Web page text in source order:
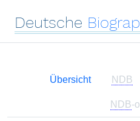
Deutsche
Übersicht NDB
NDB-